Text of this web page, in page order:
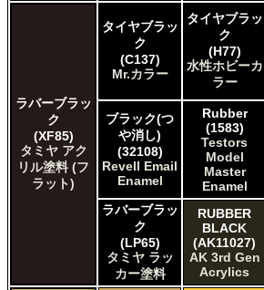
ラバーブラッ
ク
(XF85)
タミヤ アク
リル塗料 (フ
ラット)
タイヤブラッ
ク
(C137)
Mr.カラー
タイヤブラッ
ク
(H77)
水性ホビーカ
ラー
ブラック(つ
や消し)
(32108)
Revell Email
Enamel
Rubber
(1583)
Testors
Model
Master
Enamel
ラバーブラッ
ク
(LP65)
タミヤ ラッ
カー塗料
RUBBER
BLACK
(AK11027)
AK 3rd Gen
Acrylics